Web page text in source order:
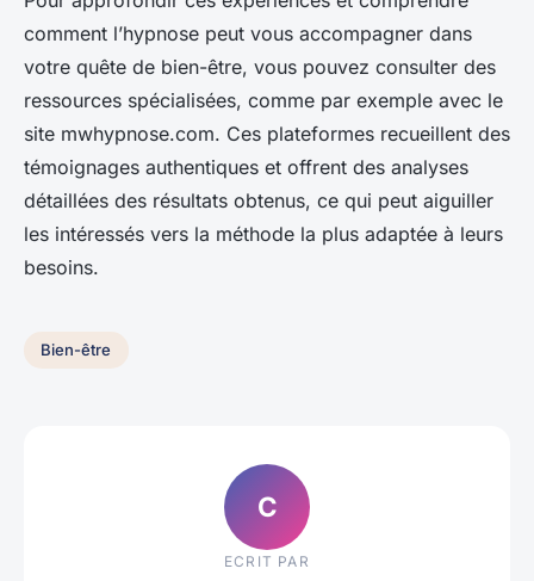
comment l’hypnose peut vous accompagner dans
votre quête de bien-être, vous pouvez consulter des
ressources spécialisées, comme par exemple avec le
site mwhypnose.com. Ces plateformes recueillent des
témoignages authentiques et offrent des analyses
détaillées des résultats obtenus, ce qui peut aiguiller
les intéressés vers la méthode la plus adaptée à leurs
besoins.
Bien-être
C
ECRIT PAR